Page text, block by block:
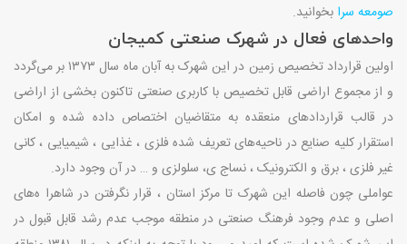
صومعه سرا بخوانید.
واحدهای فعال در شهرک صنعتی کمیجان
اولین قرارداد تخصیص زمین در این شهرک به آبان ماه سال ۱۳۷۳ بر می‌گردد
و از مجموع اراضی قابل تخصیص با کاربری صنعتی تاکنون بخشی از اراضی
در قالب قراردادهای منعقده به متقاضیان اختصاص داده شده و امکان
استقرار کلیه صنایع در ناحیه‌های تعریف شده فلزی ، غذایی ، شیمیایی ، کانی
غیر فلزی ، برق و الکترونیک ، نساج ی، سلولزی و … در آن وجود دارد.
عواملی چون فاصله این شهرک تا مرکز استان ، قرار نگرفتن در شاهرا ه‌های
اصلی و عدم وجود فرهنگ صنعتی در منطقه موجب عدم رشد قابل قبول در